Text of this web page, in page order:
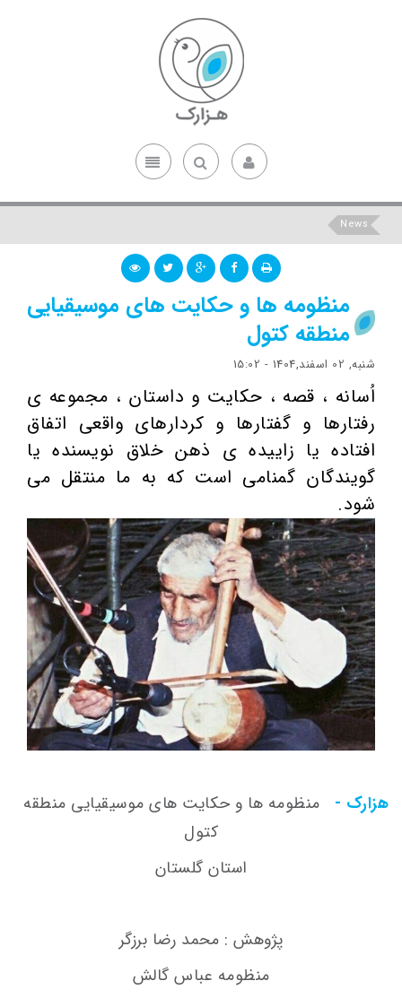
News
منظومه ها و حکایت های موسیقیایی
منطقه کتول
شنبه, 02 اسفند,1404 - 15:02
اُسانه ، قصه ، حکایت و داستان ، مجموعه ی
رفتارها و گفتارها و کردارهای واقعی اتفاق
افتاده یا زاییده ی ذهن خلاق نویسنده یا
گویندگان گمنامی است که به ما منتقل می
شود.
هزارک -
منظومه ها و حکایت های موسیقیایی منطقه
کتول
استان گلستان
پژوهش : محمد رضا برزگر
منظومه عباس گالش